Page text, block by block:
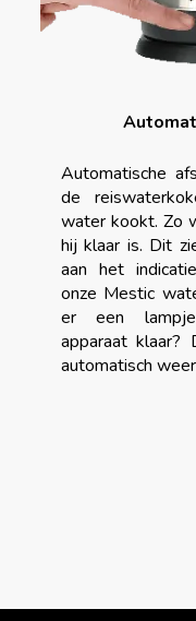
Automatische
de
water kookt. Zo
hij klaar is. Dit
aan het
onze Mestic
er een
apparaat klaar?
automatisch